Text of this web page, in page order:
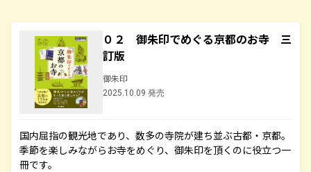
０２ 御朱印でめぐる京都のお寺 三
訂版
御朱印
2025.10.09 発売
国内屈指の観光地であり、数多の寺院が建ち並ぶ古都・京都。
季節を楽しみながらお寺をめぐり、御朱印を頂くのに役立つ一
冊です。